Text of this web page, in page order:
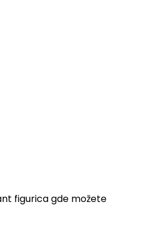
figurica gde možete